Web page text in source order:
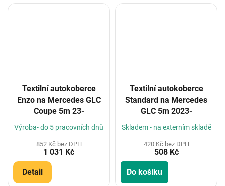
Textilní autokoberce
Enzo na Mercedes GLC
Coupe 5m 23-
Výroba- do 5 pracovních dnů
852 Kč bez DPH
1 031 Kč
Detail
Textilní autokoberce
Standard na Mercedes
GLC 5m 2023-
Skladem - na externím skladě
420 Kč bez DPH
508 Kč
Do košíku